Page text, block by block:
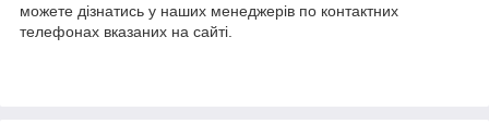
можете дізнатись у наших менеджерів по контактних
телефонах вказаних на сайті.